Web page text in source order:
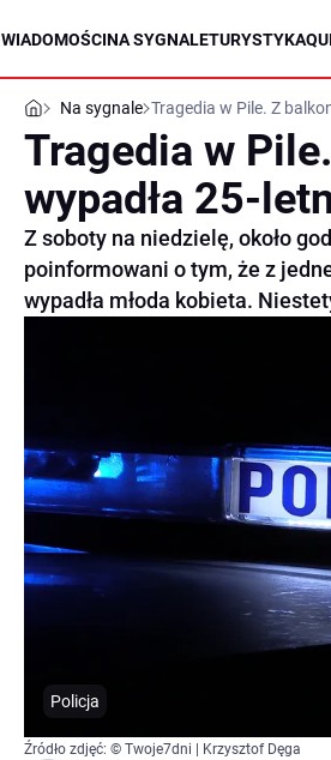
WIADOMOŚCINA SYGNALETURYSTYKA
Na sygnale Tragedia w Pile. Z
Tragedia w
wypadła 25-
Z soboty na niedzielę, około
poinformowani o tym, że z
wypadła młoda kobieta.
Policja
Źródło zdjęć: © Twoje7dni | Krzysztof Dęga